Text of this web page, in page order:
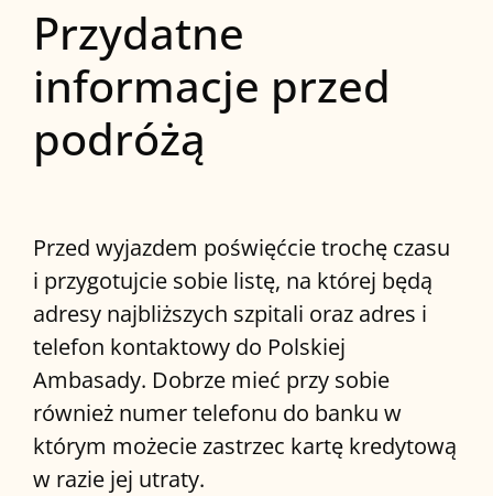
Przydatne
informacje przed
podróżą
Przed wyjazdem poświęćcie trochę czasu
i przygotujcie sobie listę, na której będą
adresy najbliższych szpitali oraz adres i
telefon kontaktowy do Polskiej
Ambasady. Dobrze mieć przy sobie
również numer telefonu do banku w
którym możecie zastrzec kartę kredytową
w razie jej utraty.